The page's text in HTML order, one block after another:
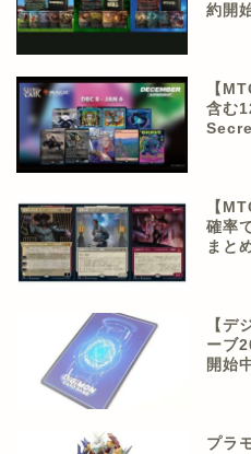
約開
【
含む
【
確率
まと
【デ
ーブ
開始
プラ